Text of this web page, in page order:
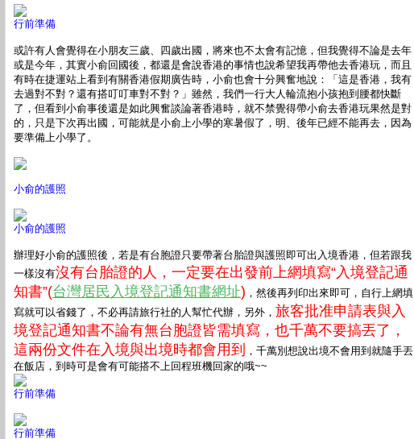
行前準備
或許有人會覺得在小朋友三歲、四歲出國，將來也不太會有記憶，但我覺得不論是去年
或是今年，其實小俞回國後，都還是會說香港的事情也說希望我再帶他去香港玩，而且
有時在捷運站上看到有關香港假期廣告時，小俞也會十分興奮地說：「這是香港，我有
去過對不對？還有搭叮叮車對不對？」雖然，我們一行大人輪流抱小孩抱到腰都快斷
了，但看到小俞事後還是如此興奮談論著香港時，就不禁覺得帶小俞去香港玩果然是對
的，只是下次再出國，可能就是小俞上小學的寒暑假了，明、後年已經不能再去，因為
要準備上小學了。
小俞的護照
小俞的護照
辦理好小俞的護照後，若是有台胞證只要帶著台胎證與護照即可出入境香港，但若跟我
一樣沒有沒有台胎證的人，一定要在出發前上網填寫“入境登記通
知書”(台灣居民入境登記通知書網址) ，然後再列印出來即可，自行上網填
寫就可以省錢了，不必再請旅行社的人幫忙代辦，另外， 旅客批准申請表與入
境登記通知書不論有無台胞證皆需填寫，也千萬不要搞丟了，
這兩份文件在入境與出境時都會用到
，千萬別想說出境不會用到就隨手丟
在飯店，到時可是會有可能搭不上回程班機回家的哦~~
行前準備
行前準備